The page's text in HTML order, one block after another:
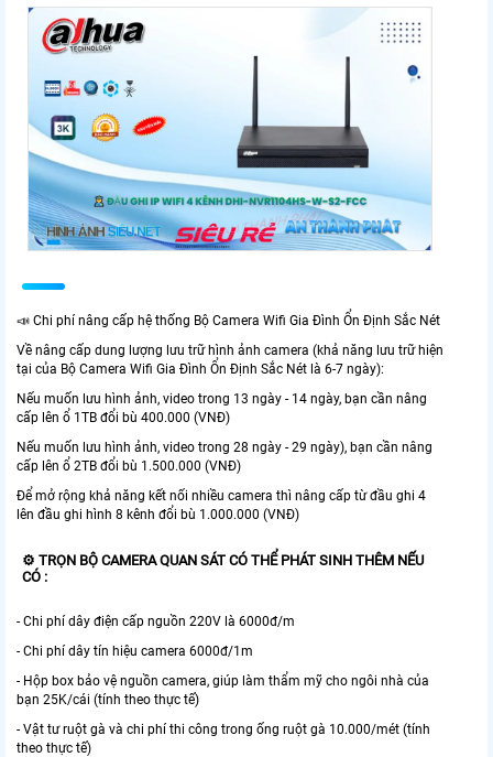
📣 Chi phí nâng cấp hệ thống Bộ Camera Wifi Gia Đình Ổn Định Sắc Nét
Về nâng cấp dung lượng lưu trữ hình ảnh camera (khả năng lưu trữ hiện
tại của Bộ Camera Wifi Gia Đình Ổn Định Sắc Nét là 6-7 ngày):
Nếu muốn lưu hình ảnh, video trong 13 ngày - 14 ngày, bạn cần nâng
cấp lên ổ 1TB đổi bù 400.000 (VNĐ)
Nếu muốn lưu hình ảnh, video trong 28 ngày - 29 ngày), bạn cần nâng
cấp lên ổ 2TB đổi bù 1.500.000 (VNĐ)
Để mở rộng khả năng kết nối nhiều camera thì nâng cấp từ đầu ghi 4
lên đầu ghi hình 8 kênh đổi bù 1.000.000 (VNĐ)
⚙ TRỌN BỘ CAMERA QUAN SÁT CÓ THỂ PHÁT SINH THÊM NẾU
CÓ :
- Chi phí dây điện cấp nguồn 220V là 6000đ/m
- Chi phí dây tín hiệu camera 6000đ/1m
- Hộp box bảo vệ nguồn camera, giúp làm thẩm mỹ cho ngôi nhà của
bạn 25K/cái (tính theo thực tế)
- Vật tư ruột gà và chi phí thi công trong ống ruột gà 10.000/mét (tính
theo thực tế)